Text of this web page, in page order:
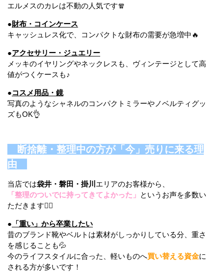
エルメスのカレは不動の人気です🧣
●財布・コインケース
キャッシュレス化で、コンパクトな財布の需要が急増中🔥
●アクセサリー・ジュエリー
メッキのイヤリングやネックレスも、ヴィンテージとして高
値がつくケースも♪
●コスメ用品・鏡
写真のようなシャネルのコンパクトミラーやノベルティグッ
ズもOK👌
断捨離・整理中の方が「今」売りに来る理
由
当店では袋井・磐田・掛川 エリアのお客様から、
「整理のついでに持ってきてよかった」 というお声を多数い
ただきます🙇‍♀️
● 「重い」から卒業したい
昔のブランド靴やベルトは素材がしっかりしている分、重さ
を感じることも💦
今のライフスタイルに合った、軽いものへ買い替える資金に
される方が多いです！